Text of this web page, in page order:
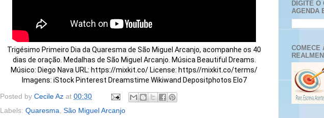
Trigésimo Primeiro Dia da Quaresma de São Miguel Arcanjo, acompanhe os 40
dias de oração. Medalhas de São Miguel Arcanjo. Música Beautiful Dreams.
Músico: Diego Nava URL: https://mixkit.co/ License: https//mixkit.co/terms/
Imagens: iStock Pinterest Dreamstime Wikiwand Depositphotos Elo7
Posted by Cecile Az at 00:30
Labels: Quaresma São Miguel Arcanjo
DIGITE O
AGENDA
COMECE